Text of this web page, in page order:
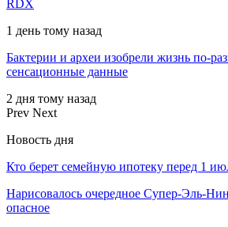
RDX
1 день тому назад
Бактерии и археи изобрели жизнь по-
сенсационные данные
2 дня тому назад
Prev Next
Новость дня
Кто берет семейную ипотеку перед 1
Нарисовалось очередное Супер-Эль-
опасное